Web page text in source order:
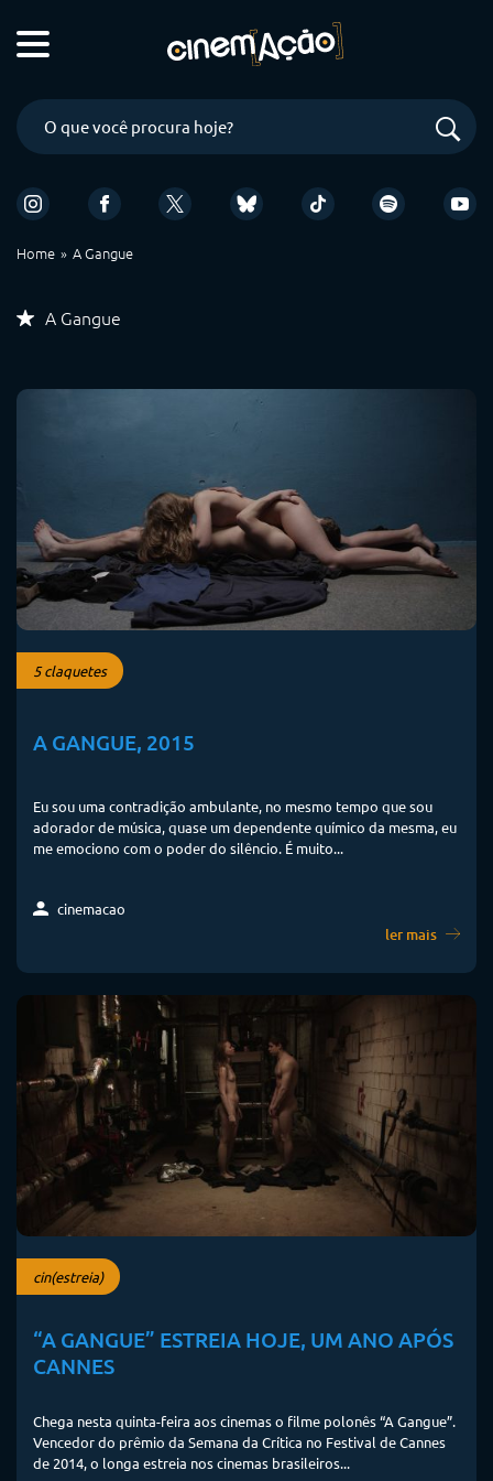
Home A Gangue
A Gangue
5 claquetes
A GANGUE, 2015
Eu sou uma contradição ambulante, no mesmo tempo que sou
adorador de música, quase um dependente químico da mesma, eu
me emociono com o poder do silêncio. É muito...
cinemacao
ler mais
cin(estreia)
“A GANGUE” ESTREIA HOJE, UM ANO APÓS
CANNES
Chega nesta quinta-feira aos cinemas o filme polonês “A Gangue”.
Vencedor do prêmio da Semana da Crítica no Festival de Cannes
de 2014, o longa estreia nos cinemas brasileiros...